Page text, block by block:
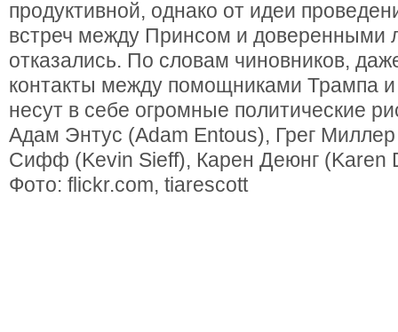
продуктивной, однако от идеи
встреч между Принсом и доверенными
отказались. По словам чиновников,
контакты между помощниками Трампа
несут в себе огромные политические
Адам Энтус (Adam Entous), Грег
Сифф (Kevin Sieff), Карен Деюнг (Karen
Фото: flickr.com, tiarescott